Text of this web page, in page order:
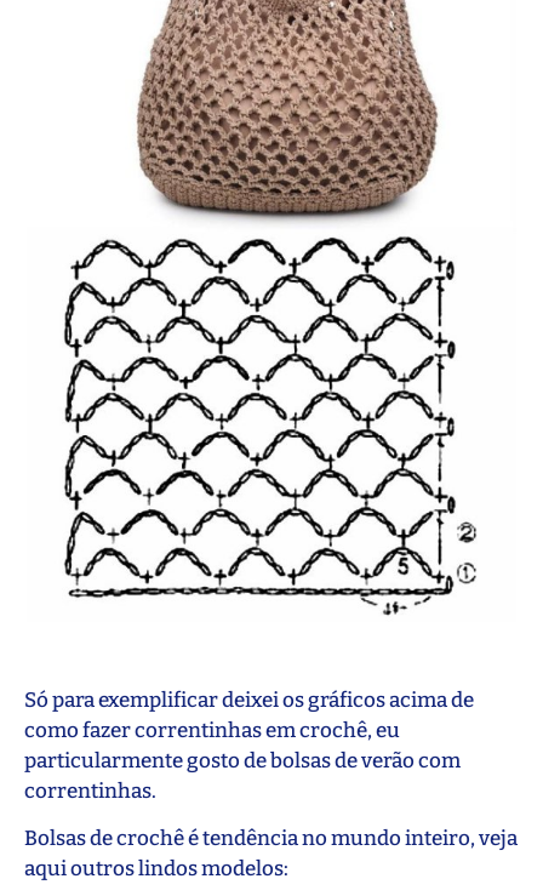
Só para exemplificar deixei os gráficos acima de
como fazer correntinhas em crochê, eu
particularmente gosto de bolsas de verão com
correntinhas.
Bolsas de crochê é tendência no mundo inteiro, veja
aqui outros lindos modelos: